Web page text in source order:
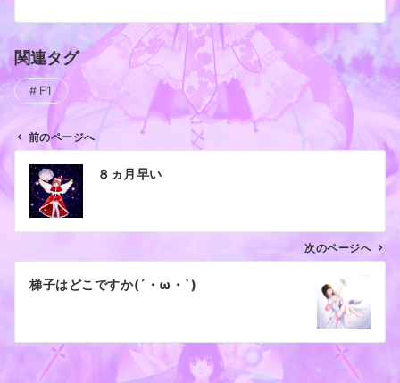
関連タグ
F1
ナ
ビ
ン
前のページへ
８ヵ月早い
次のページへ
梯子はどこですか(´・ω・`)